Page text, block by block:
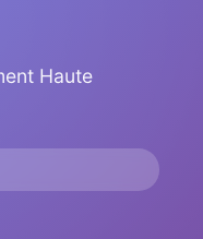
Haute